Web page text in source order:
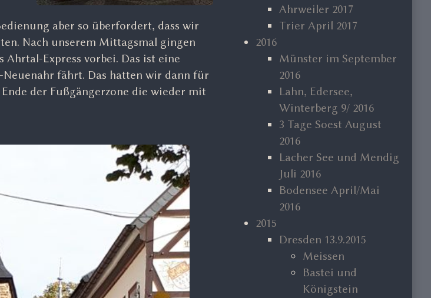
aber so überfordert, dass wir
Nach unserem Mittagsmal gingen
Express vorbei. Das ist eine
fährt. Das hatten wir dann für
der Fußgängerzone die wieder mit
Ahrweiler 2017
Trier April 2017
2016
Münster im September
2016
Lahn, Edersee,
Winterberg 9/ 2016
3 Tage Soest August
2016
Lacher See und Mendig
Juli 2016
Bodensee April/Mai
2016
2015
Dresden 13.9.2015
Meissen
Bastei und
Königstein